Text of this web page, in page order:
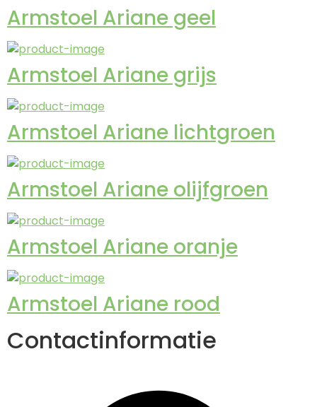
Armstoel Ariane geel
Armstoel Ariane grijs
Armstoel Ariane lichtgroen
Armstoel Ariane olijfgroen
Armstoel Ariane oranje
Armstoel Ariane rood
Contactinformatie